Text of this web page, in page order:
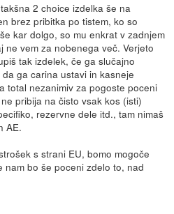
2 choice izdelka še na
brez pribitka po tistem, ko so
kar dolgo, so mu enkrat v zadnjem
ne vem za nobenega več. Verjeto
tak izdelek, če ga slučajno
ga carina ustavi in kasneje
total nezanimiv za pogoste poceni
pribija na čisto vsak kos (isti)
rezervne dele itd., tam nimaš
AE.
s strani EU, bomo mogoče
nam bo še poceni zdelo to, nad